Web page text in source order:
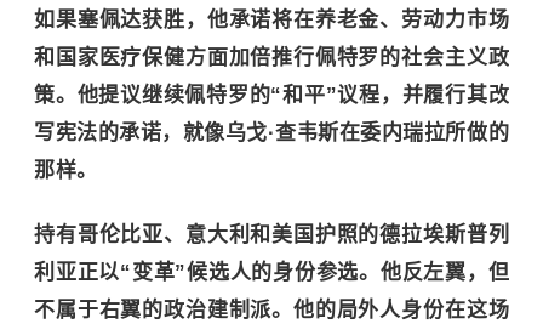
如果塞佩达获胜，他承诺将在养老金、劳动力市场
和国家医疗保健方面加倍推行佩特罗的社会主义政
策。他提议继续佩特罗的“和平”议程，并履行其改
写宪法的承诺，就像乌戈·查韦斯在委内瑞拉所做的
那样。
持有哥伦比亚、意大利和美国护照的德拉埃斯普列
利亚正以“变革”候选人的身份参选。他反左翼，但
不属于右翼的政治建制派。他的局外人身份在这场